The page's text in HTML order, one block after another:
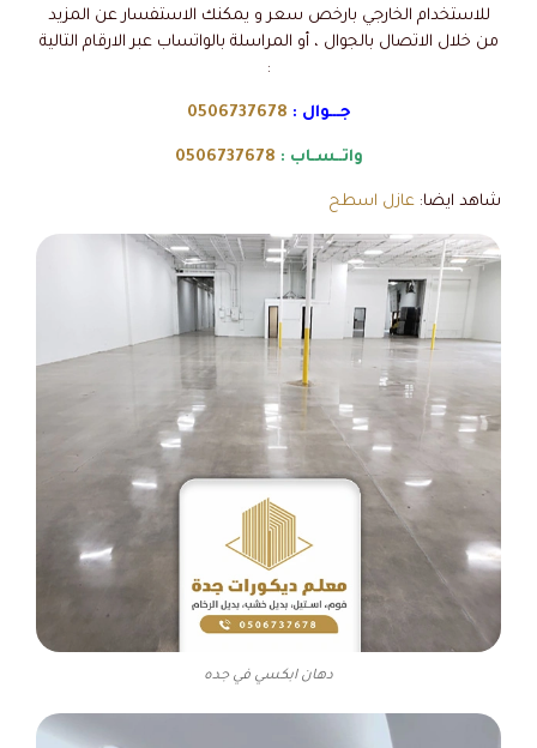
للاستخدام الخارجي بارخص سعر و يمكنك الاستفسار عن المزيد
من خلال الاتصال بالجوال ، أو المراسلة بالواتساب عبر الارقام التالية
:
جـــوال : 0506737678
واتــسـاب : 0506737678
شاهد ايضا: عازل اسطح
دهان ابكسي في جده